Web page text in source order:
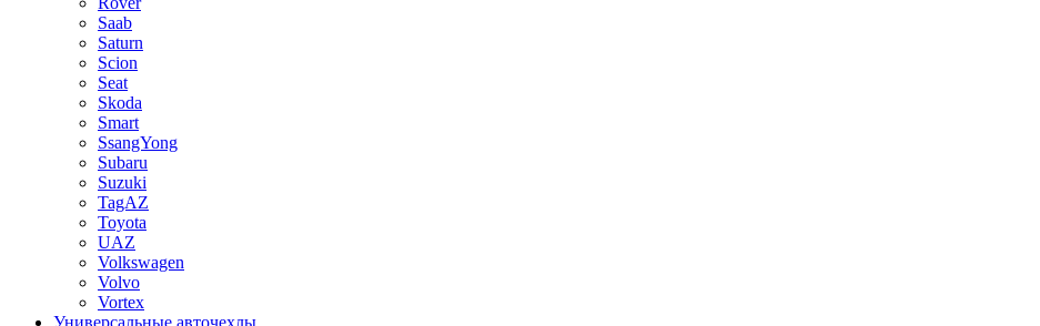
Saab
Saturn
Scion
Seat
Skoda
Smart
SsangYong
Subaru
Suzuki
TagAZ
Toyota
UAZ
Volkswagen
Volvo
Vortex
Универсальные авточехлы